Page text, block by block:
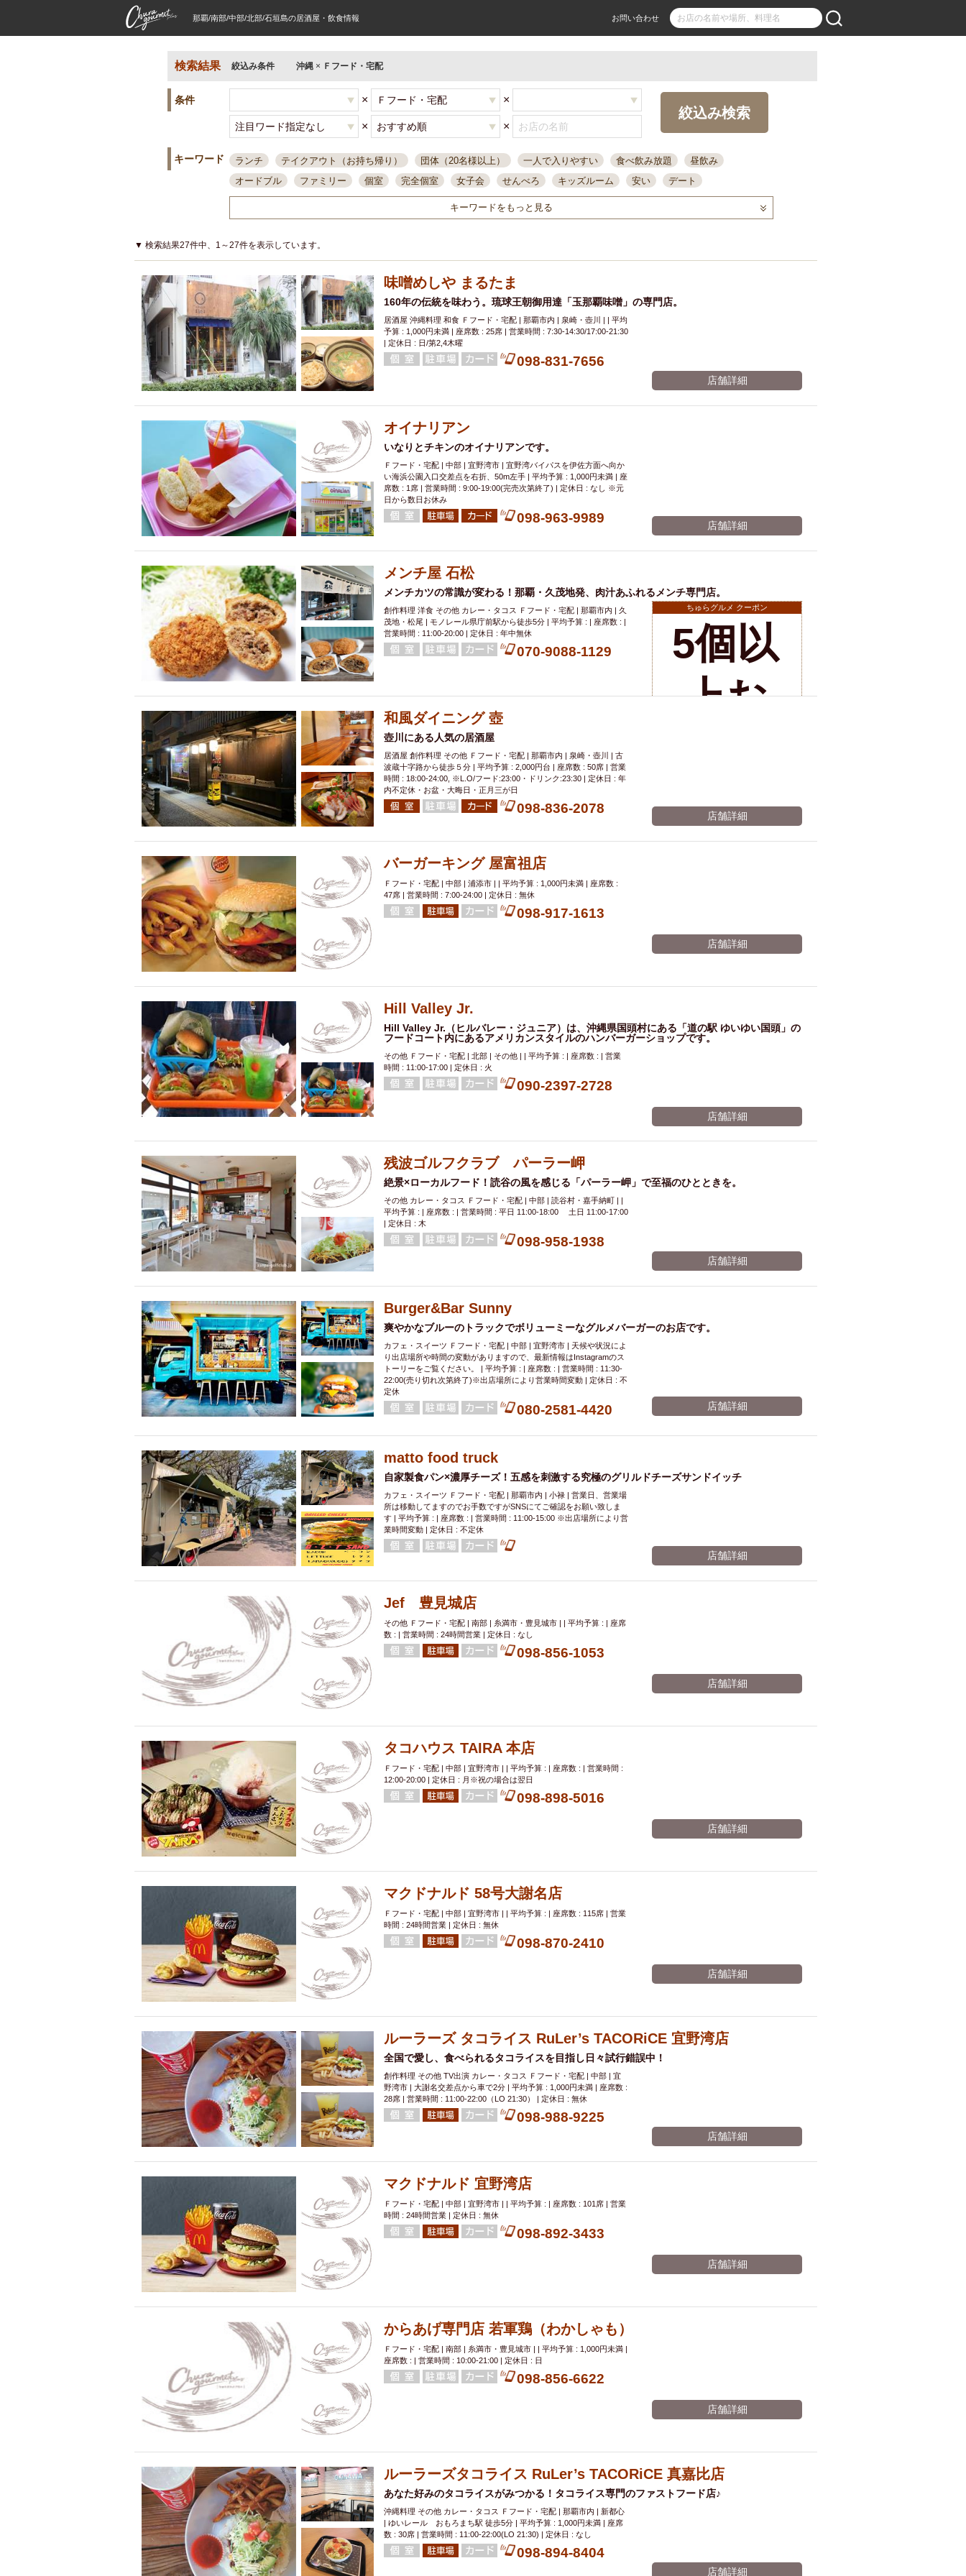
那覇/南部/中部/北部/石垣島の居酒屋・飲食情報 お問い合わせ
検索結果 絞込み条件 沖縄 × Ｆフード・宅配
条件 × ×
× ×
絞込み検索
キーワード ランチ テイクアウト（お持ち帰り） 団体（20名様以上） 一人で入りやすい 食べ飲み放題
昼飲み
オードブル
ファミリー 個室 完全個室 女子会 せんべろ キッズルーム 安い
デート
一人飲み 誕生日 大人数
接待・会食
ちょい飲み コスパ最高 肉料理 模合 インスタ映え 座敷席 記念日 泡盛
喫煙可
結婚式二次会
朝まで営業
夜10時以降入店可
県産魚 焼鳥 忘年会コース レモンサワー 観光客に人気 大部屋30名
カウンター
貸切可
大部屋20名 落ち着いた空間 4000円台コース
カード可
厳選日本酒 鮮魚 大衆酒場 ノンアルコールビール ウィスキー テレビ 飲み会
3000円台コース
ピザ 焼酎 カラオケ デリバリー 寿司 クリスマス 和食
アサヒスーパードライ
県庁前駅周辺 大部屋40名
大部屋50名以上～
オリオン 海ぶどう パスタ 民謡・生演奏 気軽に一杯
ハッピーアワー
アグー豚
キリン一番搾り
カレー チャージ無し
アレルギー対応可能
牧志駅周辺 ペット同伴 ビアガーデン チーズ
ダイエット中におススメ
沖縄そば 串揚げ バレンタイン 立ち飲み 5000円以上コース
ソファー
激辛料理 石垣牛 アヒージョ アサヒ 割烹 女性専用トイレあり
ファーストフード
スペシャルディナー ホルモン(もつ)
スクリーン
スペインバル・イタリアンバール 食べ放題 動物カフェ＆バー
ジンギスカン
餃子
キリン 分煙 少人数貸切(15名以下から)
ホッピー
焼肉 電気ブラン エビスビール ウェディング
マイク
サッポロ 昼宴会 冬限定メニュー
おでん
市立病院前駅周辺
中華 お好み焼き・もんじゃ オーガニック プレミアムフライデー
綺麗orお洒落なトイレ
ランチバイキング フルーツハイボール 首里駅周辺
やぎ料理
クラフトビール
鉄板焼き 奥武山公園駅周辺
小禄駅周辺
壺川駅周辺
秋限定メニュー ENJOY LUNCH 特集
造形集団
キーワードをもっと見る
▼ 検索結果27件中、1～27件を表示しています。
味噌めしや まるたま
160年の伝統を味わう。琉球王朝御用達「玉那覇味噌」の専門店。
居酒屋 沖縄料理 和食 Ｆフード・宅配 | 那覇市内 | 泉崎・壺川 | | 平均
予算 : 1,000円未満 | 座席数 : 25席 | 営業時間 : 7:30-14:30/17:00-21:30
| 定休日 : 日/第2,4木曜
098-831-7656
店舗詳細
オイナリアン
いなりとチキンのオイナリアンです。
Ｆフード・宅配 | 中部 | 宜野湾市 | 宜野湾バイパスを伊佐方面へ向か
い海浜公園入口交差点を右折、50m左手 | 平均予算 : 1,000円未満 | 座
席数 : 1席 | 営業時間 : 9:00-19:00(完売次第終了) | 定休日 : なし ※元
日から数日お休み
098-963-9989 店舗詳細
メンチ屋 石松
メンチカツの常識が変わる！那覇・久茂地発、肉汁あふれるメンチ専門店。
創作料理 洋食 その他 カレー・タコス Ｆフード・宅配 | 那覇市内 | 久
茂地・松尾 | モノレール県庁前駅から徒歩5分 | 平均予算 : | 座席数 : |
営業時間 : 11:00-20:00 | 定休日 : 年中無休
070-9088-1129
ちゅらグルメ クーポン
5個以
上お
上げ
引
き。
和風ダイニング 壺
壺川にある人気の居酒屋
居酒屋 創作料理 その他 Ｆフード・宅配 | 那覇市内 | 泉崎・壺川 | 古
波蔵十字路から徒歩５分 | 平均予算 : 2,000円台 | 座席数 : 50席 | 営業
時間 : 18:00-24:00, ※L.O/フード:23:00・ドリンク:23:30 | 定休日 : 年
内不定休・お盆・大晦日・正月三が日
098-836-2078 店舗詳細
バーガーキング 屋富祖店
Ｆフード・宅配 | 中部 | 浦添市 | | 平均予算 : 1,000円未満 | 座席数 :
47席 | 営業時間 : 7:00-24:00 | 定休日 : 無休
098-917-1613
店舗詳細
Hill Valley Jr.
Hill Valley Jr.（ヒルバレー・ジュニア）は、沖縄県国頭村にある「道の駅 ゆいゆい国頭」の
フードコート内にあるアメリカンスタイルのハンバーガーショップです。
その他 Ｆフード・宅配 | 北部 | その他 | | 平均予算 : | 座席数 : | 営業
時間 : 11:00-17:00 | 定休日 : 火
090-2397-2728
店舗詳細
残波ゴルフクラブ パーラー岬
絶景×ローカルフード！読谷の風を感じる「パーラー岬」で至福のひとときを。
その他 カレー・タコス Ｆフード・宅配 | 中部 | 読谷村・嘉手納町 | |
平均予算 : | 座席数 : | 営業時間 : 平日 11:00-18:00 土日 11:00-17:00
| 定休日 : 木
098-958-1938
店舗詳細
Burger&Bar Sunny
爽やかなブルーのトラックでボリューミーなグルメバーガーのお店です。
カフェ・スイーツ Ｆフード・宅配 | 中部 | 宜野湾市 | 天候や状況によ
り出店場所や時間の変動がありますので、最新情報はInstagramのス
トーリーをご覧ください。 | 平均予算 : | 座席数 : | 営業時間 : 11:30-
22:00(売り切れ次第終了)※出店場所により営業時間変動 | 定休日 : 不
定休
080-2581-4420 店舗詳細
matto food truck
自家製食パン×濃厚チーズ！五感を刺激する究極のグリルドチーズサンドイッチ
カフェ・スイーツ Ｆフード・宅配 | 那覇市内 | 小禄 | 営業日、営業場
所は移動してますのでお手数ですがSNSにてご確認をお願い致しま
す | 平均予算 : | 座席数 : | 営業時間 : 11:00-15:00 ※出店場所により営
業時間変動 | 定休日 : 不定休
店舗詳細
Jef 豊見城店
その他 Ｆフード・宅配 | 南部 | 糸満市・豊見城市 | | 平均予算 : | 座席
数 : | 営業時間 : 24時間営業 | 定休日 : なし
098-856-1053
店舗詳細
タコハウス TAIRA 本店
Ｆフード・宅配 | 中部 | 宜野湾市 | | 平均予算 : | 座席数 : | 営業時間 :
12:00-20:00 | 定休日 : 月※祝の場合は翌日
098-898-5016
店舗詳細
マクドナルド 58号大謝名店
Ｆフード・宅配 | 中部 | 宜野湾市 | | 平均予算 : | 座席数 : 115席 | 営業
時間 : 24時間営業 | 定休日 : 無休
098-870-2410
店舗詳細
ルーラーズ タコライス RuLer’s TACORiCE 宜野湾店
全国で愛し、食べられるタコライスを目指し日々試行錯誤中！
創作料理 その他 TV出演 カレー・タコス Ｆフード・宅配 | 中部 | 宜
野湾市 | 大謝名交差点から車で2分 | 平均予算 : 1,000円未満 | 座席数 :
28席 | 営業時間 : 11:00-22:00（LO 21:30） | 定休日 : 無休
098-988-9225
店舗詳細
マクドナルド 宜野湾店
Ｆフード・宅配 | 中部 | 宜野湾市 | | 平均予算 : | 座席数 : 101席 | 営業
時間 : 24時間営業 | 定休日 : 無休
098-892-3433
店舗詳細
からあげ専門店 若軍鶏（わかしゃも）
Ｆフード・宅配 | 南部 | 糸満市・豊見城市 | | 平均予算 : 1,000円未満 |
座席数 : | 営業時間 : 10:00-21:00 | 定休日 : 日
098-856-6622
店舗詳細
ルーラーズタコライス RuLer’s TACORiCE 真嘉比店
あなた好みのタコライスがみつかる！タコライス専門のファストフード店♪
沖縄料理 その他 カレー・タコス Ｆフード・宅配 | 那覇市内 | 新都心
| ゆいレール おもろまち駅 徒歩5分 | 平均予算 : 1,000円未満 | 座席
数 : 30席 | 営業時間 : 11:00-22:00(LO 21:30) | 定休日 : なし
098-894-8404
店舗詳細